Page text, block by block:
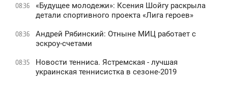
08:36
«Будущее молодежи»: Ксения Шойгу раскрыла
детали спортивного проекта «Лига героев»
08:36
Андрей Рябинский: Отныне МИЦ работает с
эскроу-счетами
08:35
Новости тенниса. Ястремская - лучшая
украинская теннисистка в сезоне-2019